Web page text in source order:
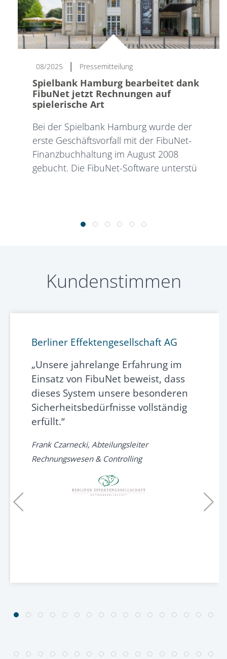
08/2025 | Pressemitteilung
Spielbank Hamburg bearbeitet dank
FibuNet jetzt Rechnungen auf
spielerische Art
Bei der Spielbank Hamburg wurde der
erste Geschäftsvorfall mit der FibuNet-
Finanzbuchhaltung im August 2008
gebucht. Die FibuNet-Software unterstü
Kundenstimmen
Berliner Effektengesellschaft AG
„Unsere jahrelange Erfahrung im
Einsatz von FibuNet beweist, dass
dieses System unsere besonderen
Sicherheitsbedürfnisse vollständig
erfüllt.“
Frank Czarnecki, Abteilungsleiter
Rechnungswesen & Controlling